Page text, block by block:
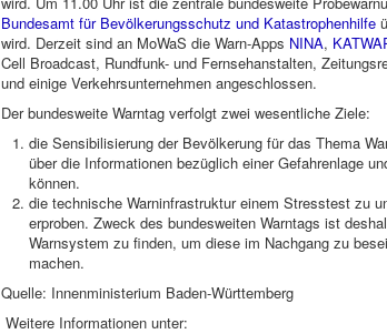
Bundesamt für Bevölkerungsschutz und Katastrophenhilfe
wird. Derzeit sind an MoWaS die Warn-Apps NINA,
Cell Broadcast, Rundfunk- und Fernsehanstalten,
und einige Verkehrsunternehmen angeschlossen.
Der bundesweite Warntag verfolgt zwei wesentliche Ziele:
die Sensibilisierung der Bevölkerung für das Thema
über die Informationen bezüglich einer Gefahrenlage
können.
die technische Warninfrastruktur einem Stresstest zu
erproben. Zweck des bundesweiten Warntags ist
Warnsystem zu finden, um diese im Nachgang zu
machen.
Quelle: Innenministerium Baden-Württemberg
Weitere Informationen unter: